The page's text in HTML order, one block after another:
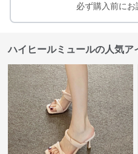
必ず購入前にお
ハイヒールミュールの人気ア